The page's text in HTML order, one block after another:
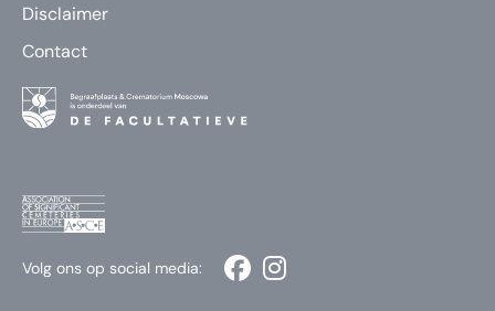
Disclaimer
Contact
Volg ons op social media: